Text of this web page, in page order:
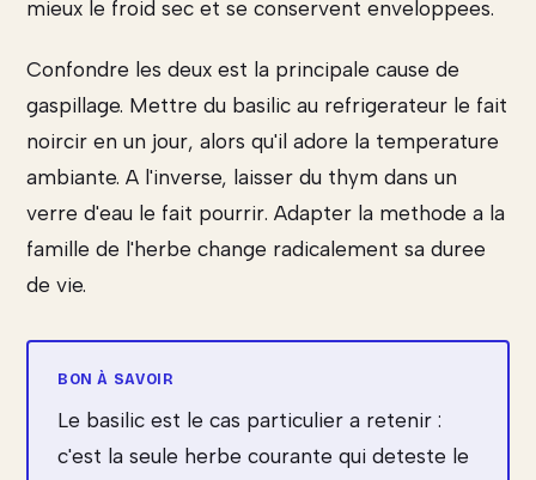
mieux le froid sec et se conservent enveloppees.
Confondre les deux est la principale cause de
gaspillage. Mettre du basilic au refrigerateur le fait
noircir en un jour, alors qu'il adore la temperature
ambiante. A l'inverse, laisser du thym dans un
verre d'eau le fait pourrir. Adapter la methode a la
famille de l'herbe change radicalement sa duree
de vie.
Le basilic est le cas particulier a retenir :
c'est la seule herbe courante qui deteste le